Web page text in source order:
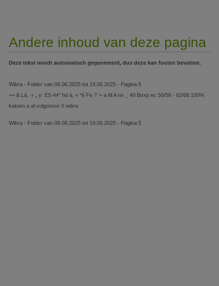
Andere inhoud van deze pagina
Deze tekst wordt automatisch gegenereerd, dus deze kan fouten bevatten.
Wibra - Folder van 06.06.2025 tot 19.06.2025 - Pagina 5
== & Là, -r „ y: ES 44° hd à, « *é Fe ? ‘+ a M A nn _ 49 Boxp ec 50/56 - 62/68 100%
katoen a al volgonsor 0 wibra
Wibra - Folder van 06.06.2025 tot 19.06.2025 - Pagina 5